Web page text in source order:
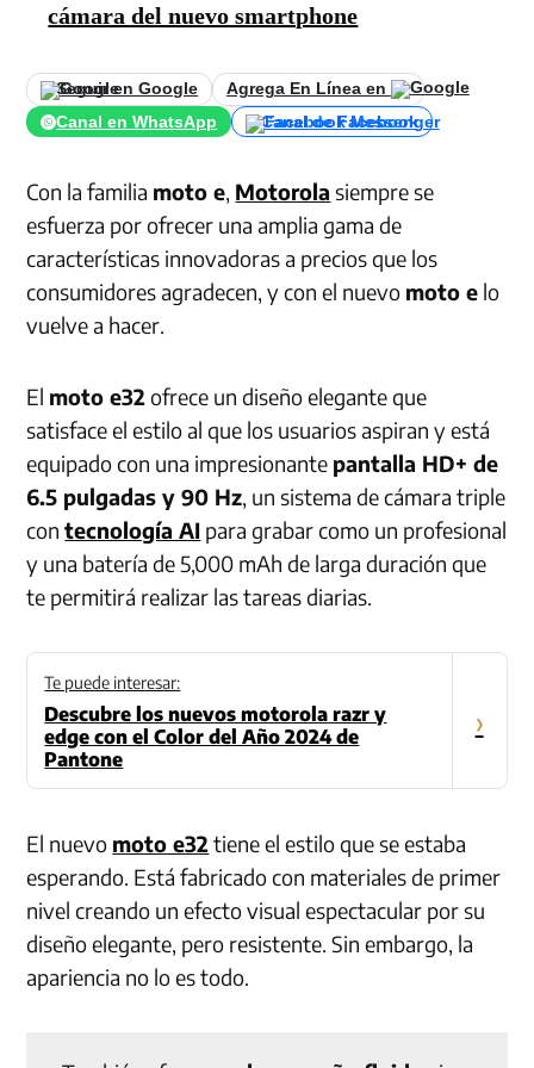
cámara del nuevo smartphone
Seguir en Google
Agrega En Línea en
Canal en WhatsApp
Canal de Facebook
Con la familia moto e, Motorola siempre se
esfuerza por ofrecer una amplia gama de
características innovadoras a precios que los
consumidores agradecen, y con el nuevo moto e lo
vuelve a hacer.
El moto e32ofrece un diseño elegante que
satisface el estilo al que los usuarios aspiran y está
equipado con una impresionante pantalla HD+ de
6.5 pulgadas y 90 Hz, un sistema de cámara triple
contecnología AI para grabar como un profesional
y una batería de 5,000 mAh de larga duración que
te permitirá realizar las tareas diarias.
Te puede interesar:
Descubre los nuevos motorola razr y
edge con el Color del Año 2024 de
Pantone
›
El nuevo moto e32tiene el estilo que se estaba
esperando. Está fabricado con materiales de primer
nivel creando un efecto visual espectacular por su
diseño elegante, pero resistente. Sin embargo, la
apariencia no lo es todo.